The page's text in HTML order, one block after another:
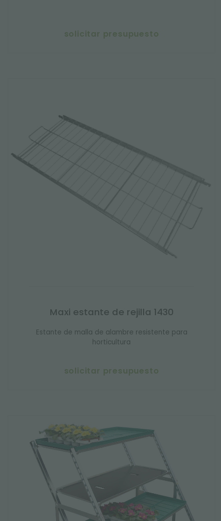
solicitar presupuesto
Maxi estante de rejilla 1430
Estante de malla de alambre resistente para
horticultura
solicitar presupuesto